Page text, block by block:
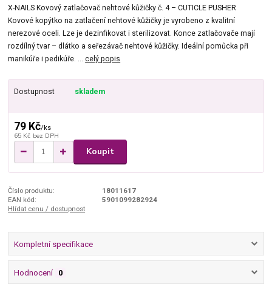
X-NAILS Kovový zatlačovač nehtové kůžičky č. 4 – CUTICLE PUSHER
Kovové kopýtko na zatlačení nehtové kůžičky je vyrobeno z kvalitní
nerezové oceli. Lze je dezinfikovat i sterilizovat. Konce zatlačovače mají
rozdílný tvar – dlátko a seřezávač nehtové kůžičky. Ideální pomůcka při
manikúře i pedikúře. ...celý popis
Dostupnost skladem
79 Kč/ks
65 Kč bez DPH
Koupit
Číslo produktu:
18011617
EAN kód:
5901099282924
Hlídat cenu / dostupnost
Kompletní specifikace
Hodnocení 0